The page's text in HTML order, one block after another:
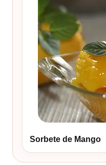
Sorbete de Mango